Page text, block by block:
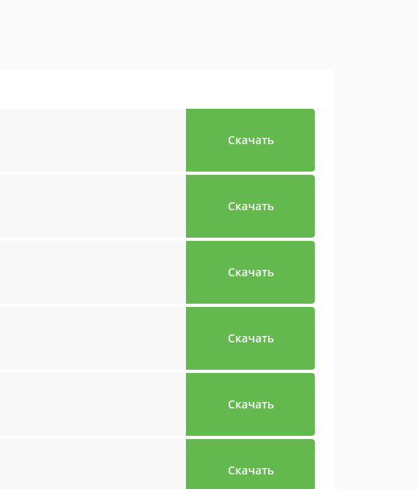
Скачать
Скачать
Скачать
Скачать
Скачать
Скачать